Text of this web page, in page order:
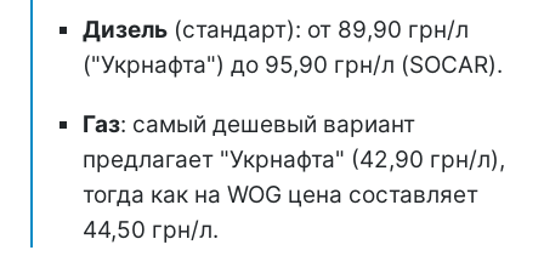
Дизель (стандарт): от 89,90 грн/л
("Укрнафта") до 95,90 грн/л (SOCAR).
Газ: самый дешевый вариант
предлагает "Укрнафта" (42,90 грн/л),
тогда как на WOG цена составляет
44,50 грн/л.